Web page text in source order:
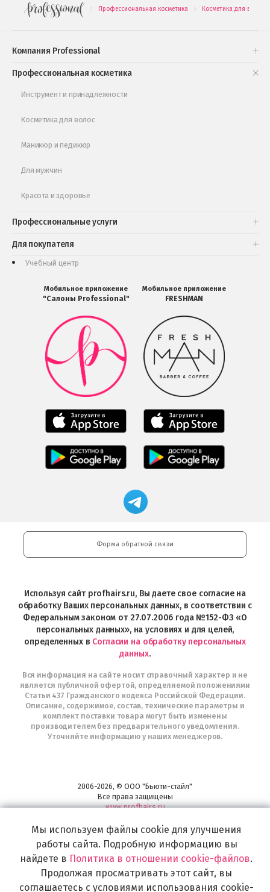
. Профессиональная косметика . Косметика для волос
Компания Professional
Профессиональная косметика
Инструмент и принадлежности
Косметика для волос
Маникюр и педикюр
Для мужчин
Красота и здоровье
Профессиональные услуги
Для покупателя
Подарочные наборы
Обучающее видео
Учебный центр
Мобильное приложение
"Салоны Professional"
Мобильное
приложение
Салоны
Professional
загрузить
в
Google
Мобильное
приложение
Professional
загрузить
Мобильное
приложение
Professional
загрузить
Play
Мобильное приложение
FRESHMAN
Мобильное
приложение
FRESHMAN
в
Google
Play
Мобильное
приложение
загрузить
в
Мобильное
приложение
Магазин
профессиональной
Professional
и
Интернет-
Telegram
Форма обратной связи
Используя сайт profhairs.ru, Вы даете свое согласие на
обработку Ваших персональных данных, в соответствии с
Федеральным законом от 27.07.2006 года №152-ФЗ «О
персональных данных», на условиях и для целей,
определенных в Согласии на обработку персональных
данных.
Вся информация на сайте носит справочный характер и не
является публичной офертой, определяемой положениями
Статьи 437 Гражданского кодекса Российской Федерации.
Описание, содержимое, состав, технические параметры и
комплект поставки товара могут быть изменены
производителем без предварительного уведомления.
Уточняйте информацию у наших менеджеров.
2006-2026, © ООО "Бьюти-стайл"
Все права защищены
www.profhairs.ru
воплощения
самых изысканных и необычных идей по созданию Вашего образа и стиля.
Мы используем файлы cookie для улучшения
работы сайта. Подробную информацию вы
найдете в Политика в отношении cookie-файлов.
Продолжая просматривать этот сайт, вы
соглашаетесь с условиями использования cookie-